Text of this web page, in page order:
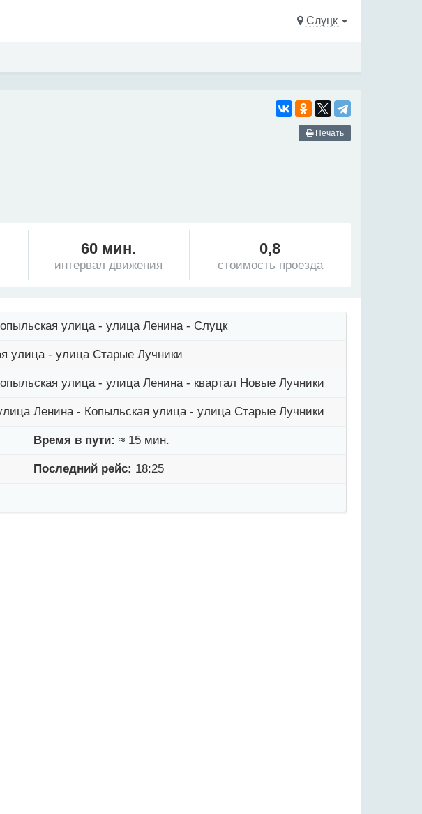
Слуцк
Печать
60 мин.
интервал движения
0,8
стоимость проезда
улица - улица Ленина - Слуцк
улица - улица Старые Лучники
улица - улица Ленина - квартал Новые Лучники
Ленина - Копыльская улица - улица Старые Лучники
Время в пути: ≈ 15 мин.
Последний рейс: 18:25